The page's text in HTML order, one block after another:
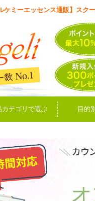
ケミーエッセンス通販】ス
カテゴリで選ぶ 目的